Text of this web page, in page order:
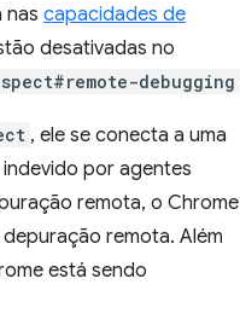
nas capacidades de
desativadas no
debugging
, ele se conecta a uma
por agentes
remota, o Chrome
remota. Além
está sendo